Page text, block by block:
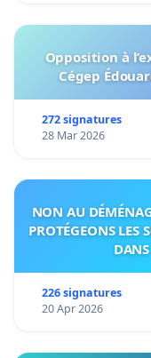
Opposition à
Cégep
272 signatures
28 Mar 2026
NON AU
PROTÉGEONS LES
226 signatures
20 Apr 2026